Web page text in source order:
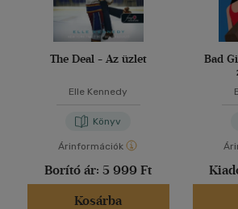
The Deal - Az üzlet
Elle Kennedy
Könyv
Árinformációk
Borító ár: 5 999 Ft
Kosárba
Bad